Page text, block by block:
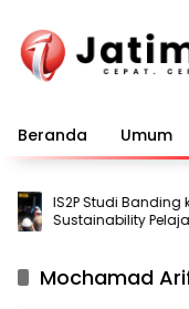
konten
Beranda Umum
IS2P Studi Banding ke
Sustainability Pelajari
Air
Mochamad